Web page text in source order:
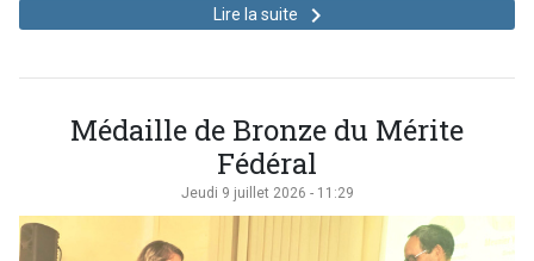
Lire la suite keyboard_arrow_right
Médaille de Bronze du Mérite
Fédéral
Jeudi 9 juillet 2026 - 11:29